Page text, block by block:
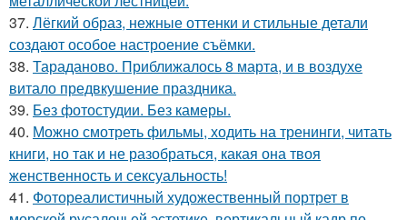
37. Лёгкий образ, нежные оттенки и стильные детали
создают особое настроение съёмки.
38. Тараданово. Приближалось 8 марта, и в воздухе
витало предвкушение праздника.
39. Без фотостудии. Без камеры.
40. Можно смотреть фильмы, ходить на тренинги, читать
книги, но так и не разобраться, какая она твоя
женственность и сексуальность!
41. Фотореалистичный художественный портрет в